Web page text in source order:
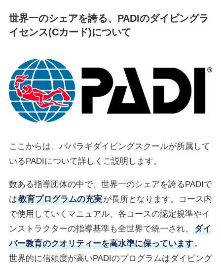
世界一のシェアを誇る、PADIのダイビングラ
イセンス(Cカード)について
ここからは、パパラギダイビングスクールが所属して
いるPADIについて詳しくご説明します。
数ある指導団体の中で、世界一のシェアを誇るPADIで
は教育プログラムの充実が長所となります。コース内
で使用していくマニュアル、各コースの認定規準やイ
ンストラクターの指導基準も全世界で統一され、
ダイ
バー教育のクオリティーを高水準に保っています。
世界的に信頼度が高いPADIのプログラムはダイビング